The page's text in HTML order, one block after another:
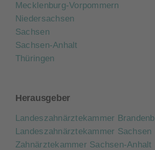
Mecklenburg-Vorpommern
Niedersachsen
Sachsen
Sachsen-Anhalt
Thüringen
Herausgeber
Landeszahnärztekammer
Landeszahnärztekammer Sachsen
Zahnärztekammer Sachsen-Anhalt